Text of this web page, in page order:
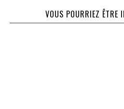
VOUS POURRIEZ ÊTRE